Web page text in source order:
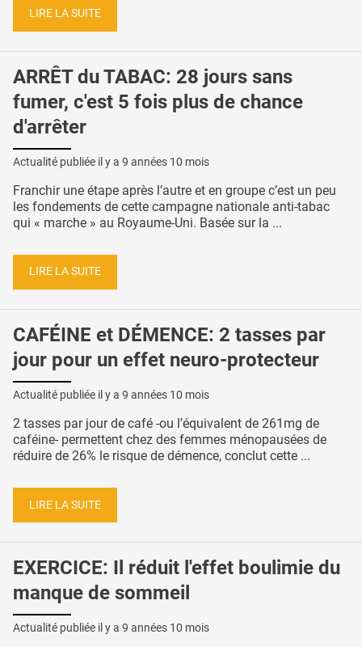
LIRE LA SUITE
ARRÊT du TABAC: 28 jours sans
fumer, c'est 5 fois plus de chance
d'arrêter
Actualité publiée il y a 9 années 10 mois
Franchir une étape après l’autre et en groupe c’est un peu
les fondements de cette campagne nationale anti-tabac
qui « marche » au Royaume-Uni. Basée sur la ...
LIRE LA SUITE
CAFÉINE et DÉMENCE: 2 tasses par
jour pour un effet neuro-protecteur
Actualité publiée il y a 9 années 10 mois
2 tasses par jour de café -ou l’équivalent de 261mg de
caféine- permettent chez des femmes ménopausées de
réduire de 26% le risque de démence, conclut cette ...
LIRE LA SUITE
EXERCICE: Il réduit l'effet boulimie du
manque de sommeil
Actualité publiée il y a 9 années 10 mois